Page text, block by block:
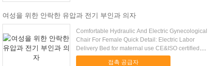
여성을 위한 안락한 유압과 전기 부인과 의자
Comfortable Hydraulic And Electric Gynecological
Chair For Female Quick Detail: Electric Labor
Delivery Bed for maternal use CE&ISO certified
electric ...
접촉 공급자